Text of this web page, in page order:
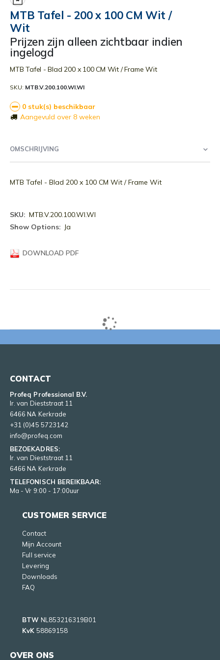
begin
van
de
afbeeldingen-
gallerij
MTB Tafel - 200 x 100 CM Wit /
Wit
Prijzen zijn alleen zichtbaar indien
ingelogd
MTB Tafel - Blad 200 x 100 CM Wit / Frame Wit
SKU MTB.V.200.100.WI.WI
0 stuk(s) beschikbaar
Aangevuld over 8 weken
OMSCHRIJVING
MTB Tafel - Blad 200 x 100 CM Wit / Frame Wit
Meer
informatie
MTB.V.200.100.WI.WI
Ja
DOWNLOAD PDF
CONTACT
Profeq Professional B.V.
Ir. van Dieststraat 11
6466 NA Kerkrade
+31 (0)45 5723142
info@profeq.com
BEZOEKADRES:
Ir. van Dieststraat 11
6466 NA Kerkrade
TELEFONISCH BEREIKBAAR:
Ma - Vr 9:00 - 17:00uur
CUSTOMER SERVICE
Contact
Mijn Account
Full service
Levering
Downloads
FAQ
BTW NL853216319B01
KvK 58869158
OVER ONS